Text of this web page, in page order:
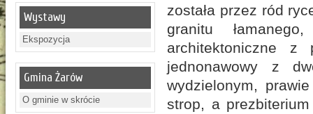
Wystawy
Ekspozycja
Gmina Żarów
O gminie w skrócie
została przez ród
granitu
architektoniczne z
jednonawowy z
wydzielonym,
strop, a